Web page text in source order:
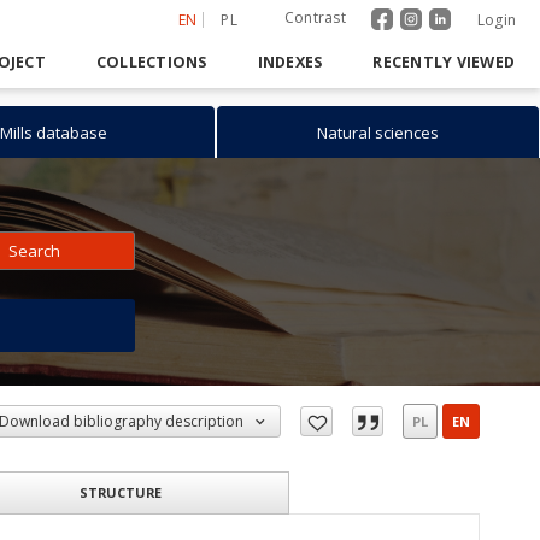
EN PL Contrast Login
COLLECTIONS INDEXES RECENTLY VIEWED
Mills database Natural sciences
Search
Download bibliography description PL EN
STRUCTURE